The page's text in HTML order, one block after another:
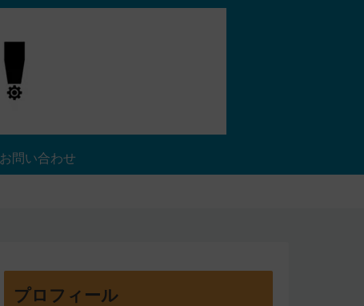
お問い合わせ
プロフィール